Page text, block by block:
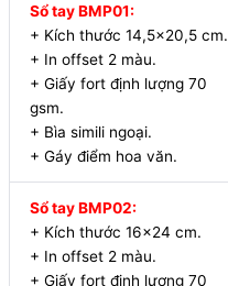
Sổ tay BMP01:
+ Kích thước 14,5×20,5 cm.
+ In offset 2 màu.
+ Giấy fort định lượng 70
gsm.
+ Bìa simili ngoại.
+ Gáy điểm hoa văn.
Sổ tay BMP02:
+ Kích thước 16×24 cm.
+ In offset 2 màu.
+ Giấy fort định lượng 70